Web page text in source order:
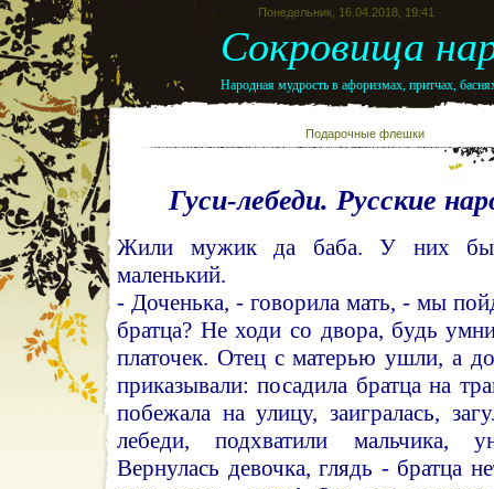
Понедельник, 16.04.2018, 19:41
Сокровища
Народная мудрость в афоризмах, притчах,
Подарочные
Гуси-лебеди. Русские
Жили мужик да баба. У них
маленький.
- Доченька, - говорила мать, - мы
братца? Не ходи со двора, будь
платочек. Отец с матерью ушли, а
приказывали: посадила братца на
побежала на улицу, заигралась,
лебеди, подхватили мальчика,
Вернулась девочка, глядь - братца